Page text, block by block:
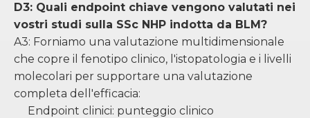
D3: Quali endpoint chiave vengono valutati nei
vostri studi sulla SSc NHP indotta da BLM?
A3: Forniamo una valutazione multidimensionale
che copre il fenotipo clinico, l'istopatologia e i livelli
molecolari per supportare una valutazione
completa dell'efficacia:
Endpoint clinici: punteggio clinico